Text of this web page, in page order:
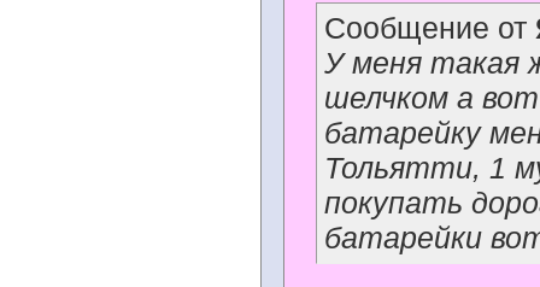
Сообщение от
У меня такая
шелчком а
батарейку
Тольятти, 1
покупать
батарейки